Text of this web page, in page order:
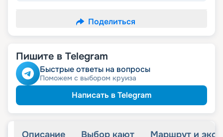
Поделиться
Пишите в Telegram
Быстрые ответы на вопросы
Поможем с выбором круиза
Написать в Telegram
Описание Выбор кают Маршрут и